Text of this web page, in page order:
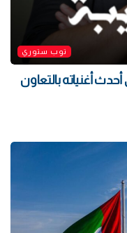
توب ستوري
أغنياته بالتعاون